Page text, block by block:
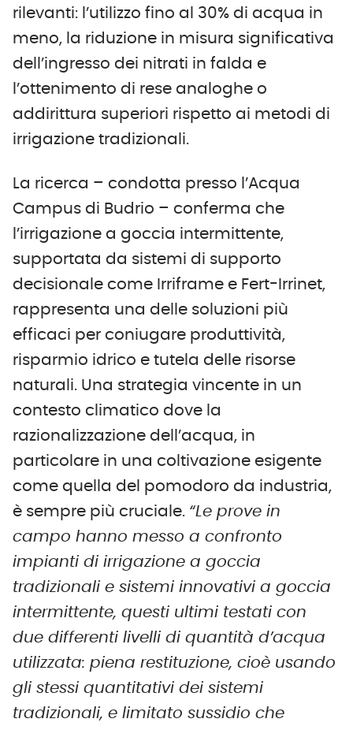
rilevanti: l’utilizzo fino al 30% di acqua in
meno, la riduzione in misura significativa
dell’ingresso dei nitrati in falda e
l’ottenimento di rese analoghe o
addirittura superiori rispetto ai metodi di
irrigazione tradizionali.
La ricerca – condotta presso l’Acqua
Campus di Budrio – conferma che
l’irrigazione a goccia intermittente,
supportata da sistemi di supporto
decisionale come Irriframe e Fert-Irrinet,
rappresenta una delle soluzioni più
efficaci per coniugare produttività,
risparmio idrico e tutela delle risorse
naturali. Una strategia vincente in un
contesto climatico dove la
razionalizzazione dell’acqua, in
particolare in una coltivazione esigente
come quella del pomodoro da industria,
è sempre più cruciale. “Le prove in
campo hanno messo a confronto
impianti di irrigazione a goccia
tradizionali e sistemi innovativi a goccia
intermittente, questi ultimi testati con
due differenti livelli di quantità d’acqua
utilizzata: piena restituzione, cioè usando
gli stessi quantitativi dei sistemi
tradizionali, e limitato sussidio che